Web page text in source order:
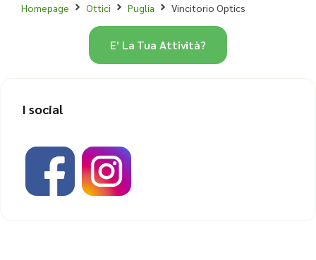
Homepage Ottici Puglia Vincitorio Optics
E' La Tua Attività?
I social